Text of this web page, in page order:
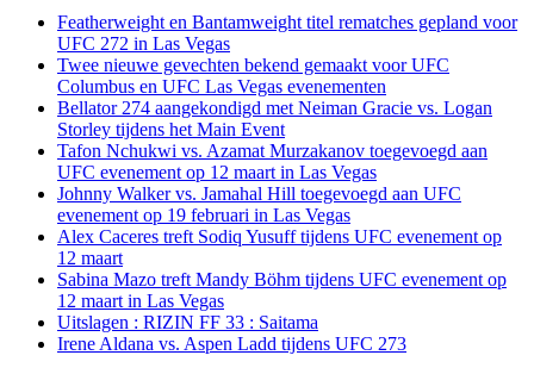
Featherweight en Bantamweight titel rematches gepland voor
UFC 272 in Las Vegas
Twee nieuwe gevechten bekend gemaakt voor UFC
Columbus en UFC Las Vegas evenementen
Bellator 274 aangekondigd met Neiman Gracie vs. Logan
Storley tijdens het Main Event
Tafon Nchukwi vs. Azamat Murzakanov toegevoegd aan
UFC evenement op 12 maart in Las Vegas
Johnny Walker vs. Jamahal Hill toegevoegd aan UFC
evenement op 19 februari in Las Vegas
Alex Caceres treft Sodiq Yusuff tijdens UFC evenement op
12 maart
Sabina Mazo treft Mandy Böhm tijdens UFC evenement op
12 maart in Las Vegas
Uitslagen : RIZIN FF 33 : Saitama
Irene Aldana vs. Aspen Ladd tijdens UFC 273